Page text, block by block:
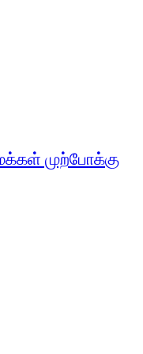
முற்போக்கு